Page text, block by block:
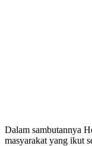
Dalam sambutannya
masyarakat yang ikut